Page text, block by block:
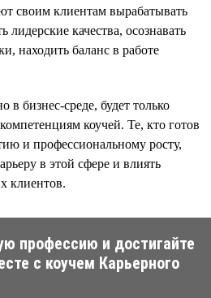
своим клиентам вырабатывать
лидерские качества, осознавать
находить баланс в работе
в бизнес-среде, будет только
коучей. Те, кто готов
и профессиональному росту,
в этой сфере и влиять
клиентов.
профессию и достигайте
с коучем Карьерного